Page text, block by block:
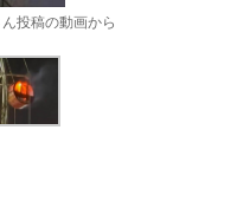
投稿の動画から